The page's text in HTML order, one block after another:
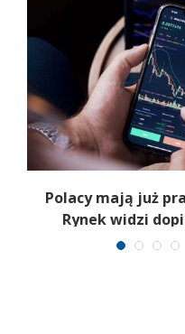
Polacy mają już
Rynek widzi